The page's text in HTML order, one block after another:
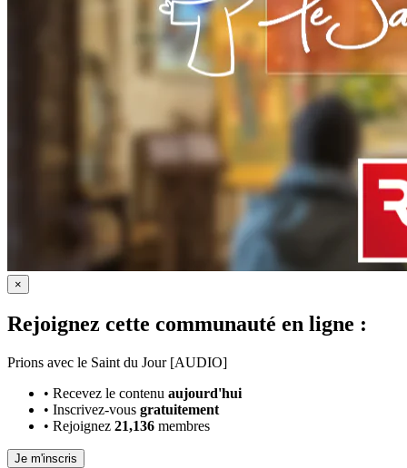
×
Rejoignez cette communauté en ligne :
Prions avec le Saint du Jour [AUDIO]
• Recevez le contenu aujourd'hui
• Inscrivez-vous gratuitement
• Rejoignez 21,136 membres
Je m'inscris